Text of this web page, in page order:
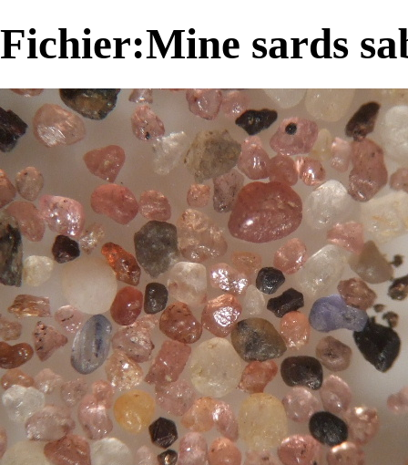
Fichier:Mine sards